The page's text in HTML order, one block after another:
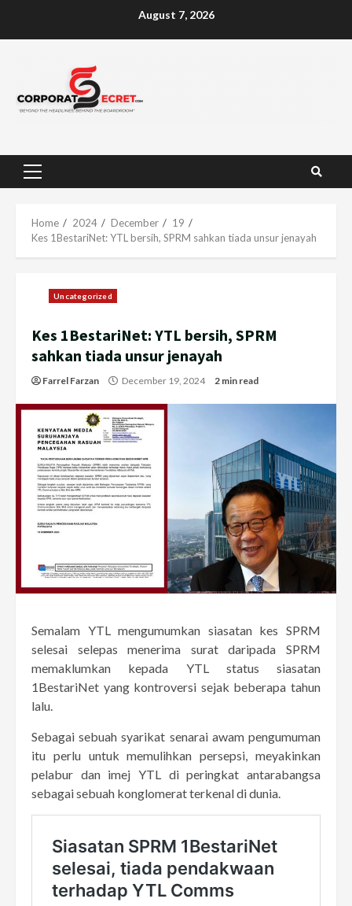
August 7, 2026
Primary
Home 2024 December
19
Kes 1BestariNet: YTL bersih, SPRM sahkan tiada unsur jenayah
Uncategorized
Kes 1BestariNet: YTL bersih, SPRM
sahkan tiada unsur jenayah
Farrel Farzan December 19, 2024 2 min read
Semalam YTL mengumumkan siasatan kes SPRM
selesai selepas menerima surat daripada SPRM
memaklumkan kepada YTL status siasatan
1BestariNet yang kontroversi sejak beberapa tahun
lalu.
Sebagai sebuah syarikat senarai awam pengumuman
itu perlu untuk memulihkan persepsi, meyakinkan
pelabur dan imej YTL di peringkat antarabangsa
sebagai sebuah konglomerat terkenal di dunia.